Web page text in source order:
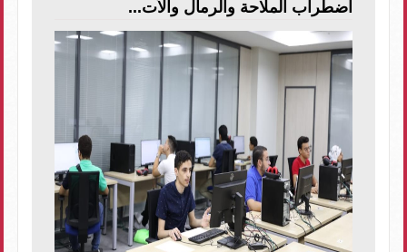
اضطراب الملاحة والرمال والأت...